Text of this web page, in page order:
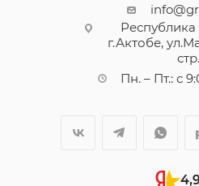
Республика
г.Актобе,
Пн. – Пт.: с